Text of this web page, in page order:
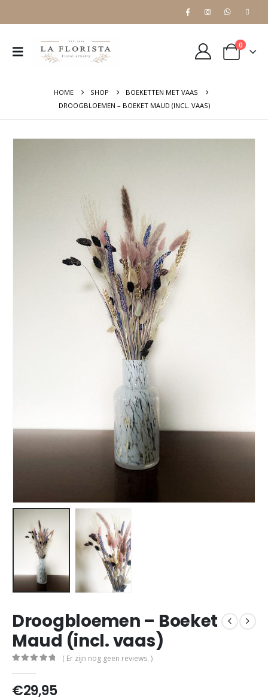
0
HOME SHOP
BOEKETTEN MET VAAS
DROOGBLOEMEN – BOEKET MAUD (INCL. VAAS)
Droogbloemen – Boeket
Maud (incl. vaas)
( Er zijn nog geen reviews. )
€29,95